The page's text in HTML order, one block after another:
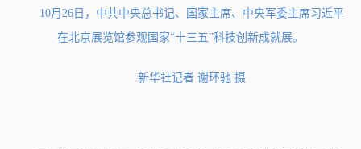
10月26日，中共中央总书记、国家主席、中央军委主席习近平
在北京展览馆参观国家“十三五”科技创新成就展。
新华社记者 谢环驰 摄